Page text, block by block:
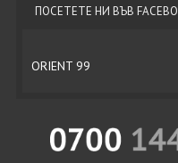
ПОСЕТЕТЕ НИ ВЪВ
ORIENT 99